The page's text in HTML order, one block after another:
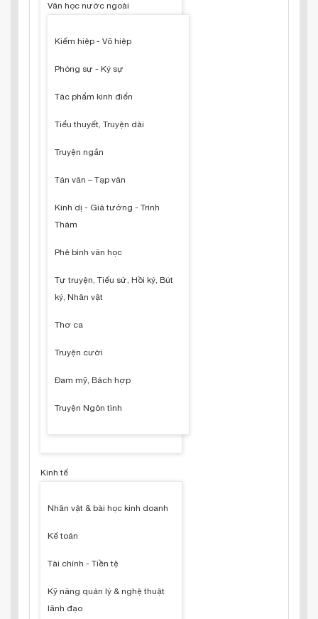
Văn học nước ngoài
Kiếm hiệp - Võ hiệp
Phóng sự - Ký sự
Tác phẩm kinh điển
Tiểu thuyết, Truyện dài
Truyện ngắn
Tản văn – Tạp văn
Kinh dị - Giả tưởng - Trinh
Thám
Phê bình văn học
Tự truyện, Tiểu sử, Hồi ký, Bút
ký, Nhân vật
Thơ ca
Truyện cười
Đam mỹ, Bách hợp
Truyện Ngôn tình
Kinh tế
Nhân vật & bài học kinh doanh
Kế toán
Tài chính - Tiền tệ
Kỹ năng quản lý & nghệ thuật
lãnh đạo